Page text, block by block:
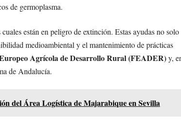
de germoplasma.
están en peligro de extinción. Estas ayudas no solo
medioambiental y el mantenimiento de prácticas
Agrícola de Desarrollo Rural (FEADER)y,
de Andalucía.
del Área Logística de Majarabique en Sevilla